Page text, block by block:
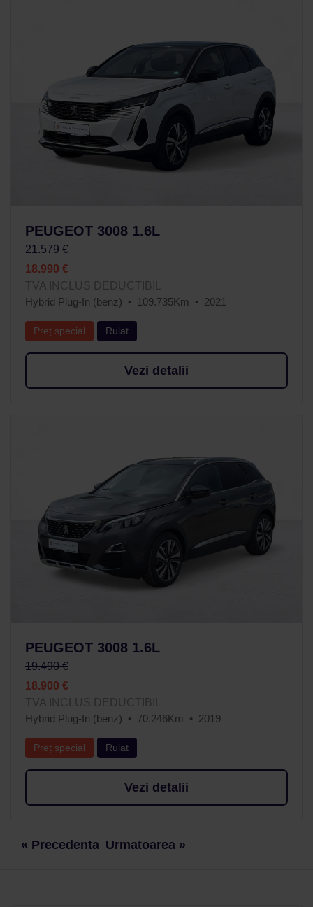
PEUGEOT 3008 1.6L
21.579 €
18.990 €
TVA INCLUS DEDUCTIBIL
Hybrid Plug-In (benz)
109.735Km 2021
Preț special Rulat
Vezi detalii
PEUGEOT 3008 1.6L
19.490 €
18.900 €
TVA INCLUS DEDUCTIBIL
Hybrid Plug-In (benz)
70.246Km 2019
Preț special Rulat
Vezi detalii
« Precedenta Urmatoarea »